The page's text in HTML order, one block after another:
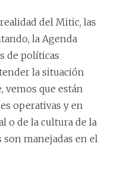
del Mitic, las
la Agenda
de políticas
la situación
vemos que están
operativas y en
o de la cultura de la
manejadas en el